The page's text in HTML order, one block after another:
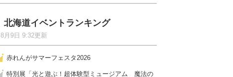
北海道イベントランキング
8月9日 9:32更新
赤れんがサマーフェスタ2026
特別展「光と遊ぶ！超体験型ミュージアム 魔法の